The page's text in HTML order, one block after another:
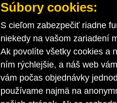
Súbory cookies:
S cieľom zabezpečiť riadne
niekedy na vašom zariadení
Ak povolíte všetky cookies a
ním rýchlejšie, a náš web
vám počas objednávky
používame najmä na